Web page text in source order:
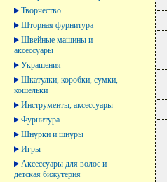
Творчество
Шторная фурнитура
Швейные машины и
аксессуары
Украшения
Шкатулки, коробки, сумки,
кошельки
Инструменты, аксессуары
Фурнитура
Шнурки и шнуры
Игры
Аксессуары для волос и
детская бижутерия